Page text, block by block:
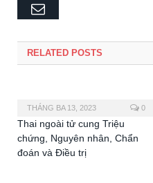
Email
RELATED POSTS
THÁNG BA 13, 2023 0
Thai ngoài tử cung Triệu
chứng, Nguyên nhân, Chẩn
đoán và Điều trị